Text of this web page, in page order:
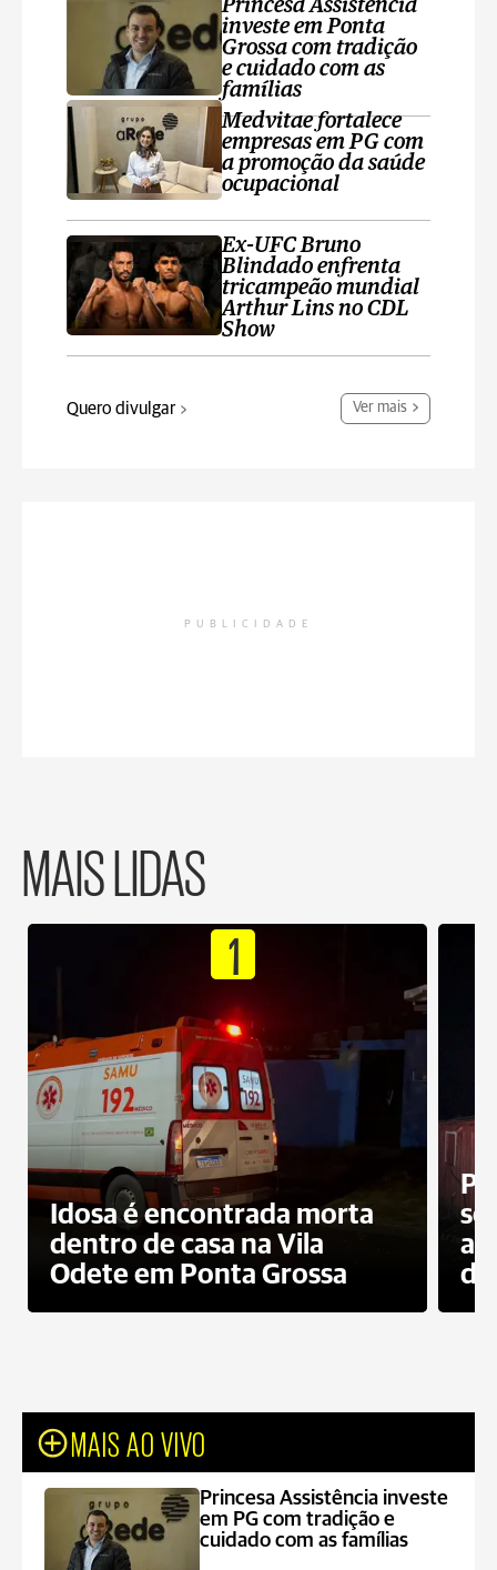
Princesa Assistência
investe em Ponta
Grossa com tradição
e cuidado com as
famílias
Medvitae fortalece
empresas em PG com
a promoção da saúde
ocupacional
Ex-UFC Bruno
Blindado enfrenta
tricampeão mundial
Arthur Lins no CDL
Show
Quero divulgar Ver mais
PUBLICIDADE
MAIS LIDAS
1
Idosa é encontrada morta
dentro de casa na Vila
Odete em Ponta Grossa
do
MAIS AO VIVO
Princesa Assistência investe
em PG com tradição e
cuidado com as famílias